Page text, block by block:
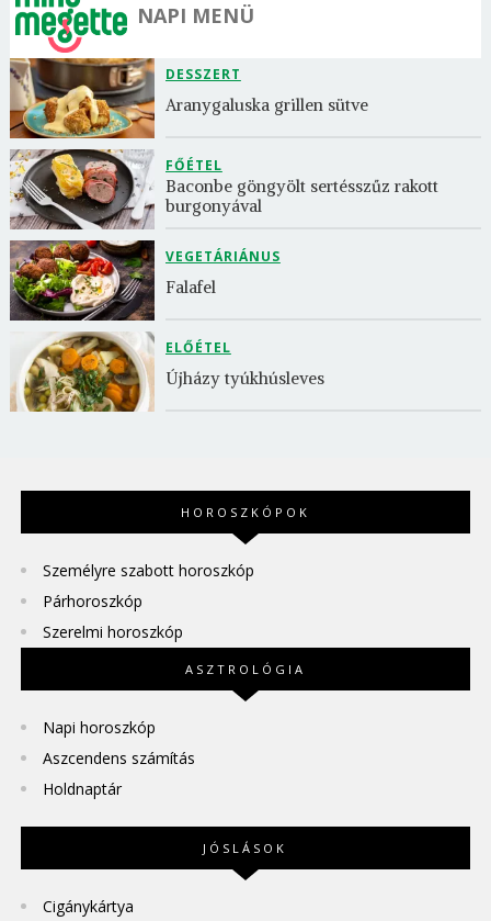
NAPI MENÜ
DESSZERT
Aranygaluska grillen sütve
FŐÉTEL
Baconbe göngyölt sertésszűz rakott
burgonyával
VEGETÁRIÁNUS
Falafel
ELŐÉTEL
Újházy tyúkhúsleves
HOROSZKÓPOK
Személyre szabott horoszkóp
Párhoroszkóp
Szerelmi horoszkóp
ASZTROLÓGIA
Napi horoszkóp
Aszcendens számítás
Holdnaptár
JÓSLÁSOK
Cigánykártya